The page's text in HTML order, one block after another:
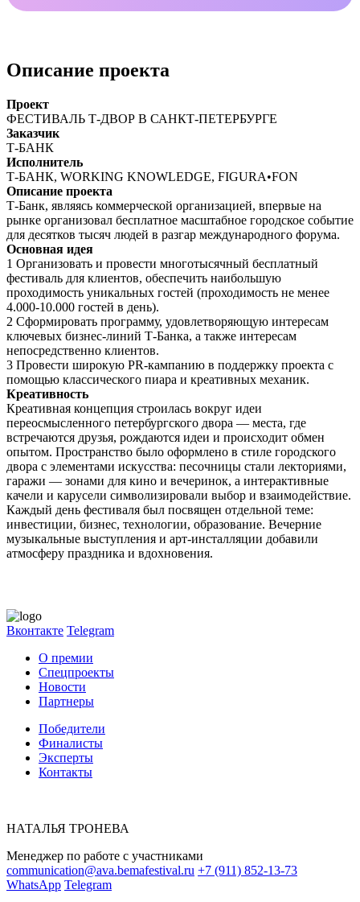
Описание проекта
Проект
ФЕСТИВАЛЬ Т-ДВОР В САНКТ-ПЕТЕРБУРГЕ
Заказчик
Т-БАНК
Исполнитель
Т-БАНК, WORKING KNOWLEDGE, FIGURA•FON
Описание проекта
Т-Банк, являясь коммерческой организацией, впервые на
рынке организовал бесплатное масштабное городское событие
для десятков тысяч людей в разгар международного форума.
Основная идея
1 Организовать и провести многотысячный бесплатный
фестиваль для клиентов, обеспечить наибольшую
проходимость уникальных гостей (проходимость не менее
4.000-10.000 гостей в день).
2 Сформировать программу, удовлетворяющую интересам
ключевых бизнес-линий Т-Банка, а также интересам
непосредственно клиентов.
3 Провести широкую PR-кампанию в поддержку проекта с
помощью классического пиара и креативных механик.
Креативность
Креативная концепция строилась вокруг идеи
переосмысленного петербургского двора — места, где
встречаются друзья, рождаются идеи и происходит обмен
опытом. Пространство было оформлено в стиле городского
двора с элементами искусства: песочницы стали лекториями,
гаражи — зонами для кино и вечеринок, а интерактивные
качели и карусели символизировали выбор и взаимодействие.
Каждый день фестиваля был посвящен отдельной теме:
инвестиции, бизнес, технологии, образование. Вечерние
музыкальные выступления и арт-инсталляции добавили
атмосферу праздника и вдохновения.
Вконтакте Telegram
О премии
Спецпроекты
Новости
Партнеры
Победители
Финалисты
Эксперты
Контакты
НАТАЛЬЯ ТРОНЕВА
Менеджер по работе с участниками
communication@ava.bemafestival.ru +7 (911) 852-13-73
WhatsApp Telegram